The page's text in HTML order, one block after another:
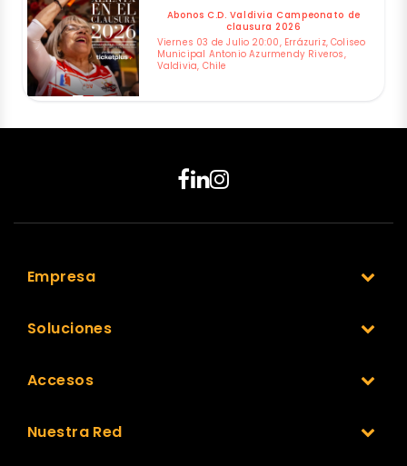
Abonos C.D. Valdivia Campeonato de
clausura 2026
Viernes 03 de Julio 20:00, Errázuriz, Coliseo
Municipal Antonio Azurmendy Riveros,
Valdivia, Chile
Empresa
Soluciones
Accesos
Nuestra Red